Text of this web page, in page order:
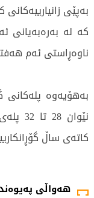
هەواڵی
بەپێی
کە لە بەرەبەیانی
ناوەڕاستی ئەم
بەهۆیەوە پلەکانی
کاتەی ساڵ